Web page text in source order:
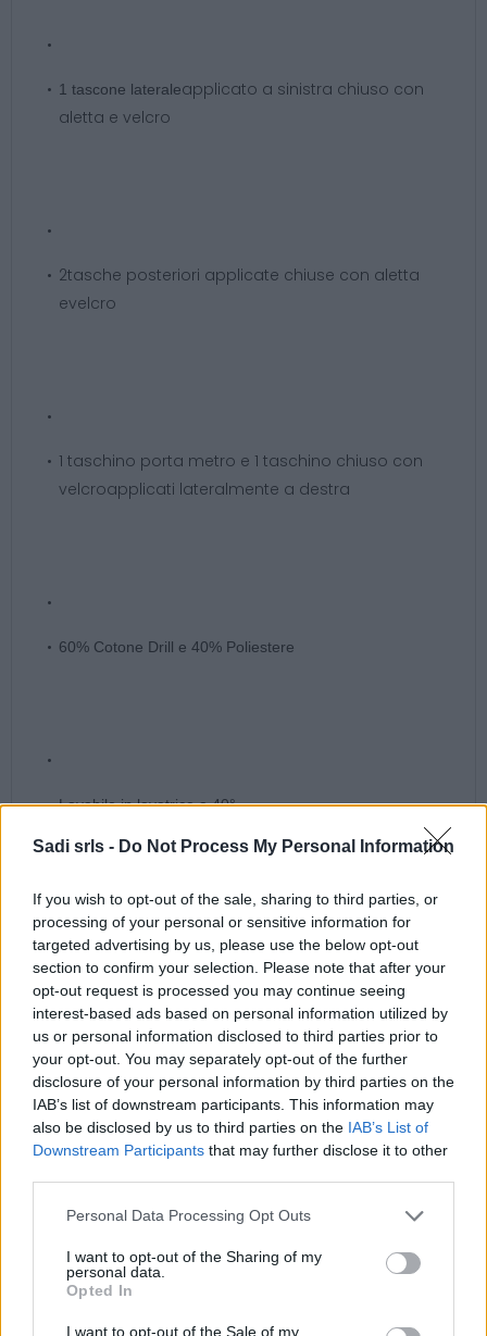
Sadi srls - Do Not Process My Personal Information
If you wish to opt-out of the sale, sharing to third parties, or
processing of your personal or sensitive information for
targeted advertising by us, please use the below opt-out
section to confirm your selection. Please note that after your
opt-out request is processed you may continue seeing
interest-based ads based on personal information utilized by
us or personal information disclosed to third parties prior to
your opt-out. You may separately opt-out of the further
disclosure of your personal information by third parties on the
IAB’s list of downstream participants. This information may
also be disclosed by us to third parties on the IAB’s List of
Downstream Participants that may further disclose it to other
Please note that this website/app uses one or more Google
not limited to your visit or usage behaviour. You may click to
grant or deny consent to Google and its third-party tags to
use your data for below specified purposes in below Google
consent section.
Personal Data Processing Opt Outs
I want to opt-out of the Sharing of my
personal data.
Opted In
I want to opt-out of the Sale of my
1 tascone lateraleapplicato a sinistra chiuso con
aletta e velcro
2tasche posteriori applicate chiuse con aletta
evelcro
1 taschino porta metro e 1 taschino chiuso con
velcroapplicati lateralmente a destra
60% Cotone Drill e 40% Poliestere
Lavabile in lavatrice a 40°
In base alla taglia fare riferimento alla seguente
tabella:
TAGLIA S M L XL XXL XXXL
CIRCONFERENZA VITA
42 45 48 51 53
56
LUNGHEZZA FIANCO
SENZA CINTURA
101102 104 107110 112
Abbigliamento da lavoro | Antinfortunistica |
Protezione